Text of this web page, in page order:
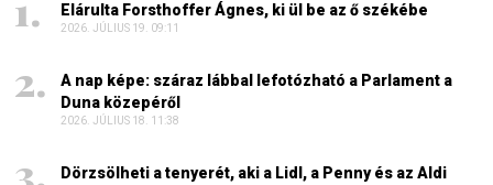
Elárulta Forsthoffer Ágnes, ki ül be az ő székébe
2026. JÚLIUS 19. 09:11
A nap képe: száraz lábbal lefotózható a Parlament a
Duna közepéről
2026. JÚLIUS 18. 11:38
Dörzsölheti a tenyerét, aki a Lidl, a Penny és az Aldi